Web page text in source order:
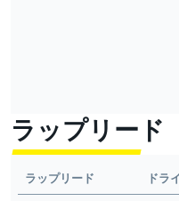
ラップリード
ラップリード ドラ